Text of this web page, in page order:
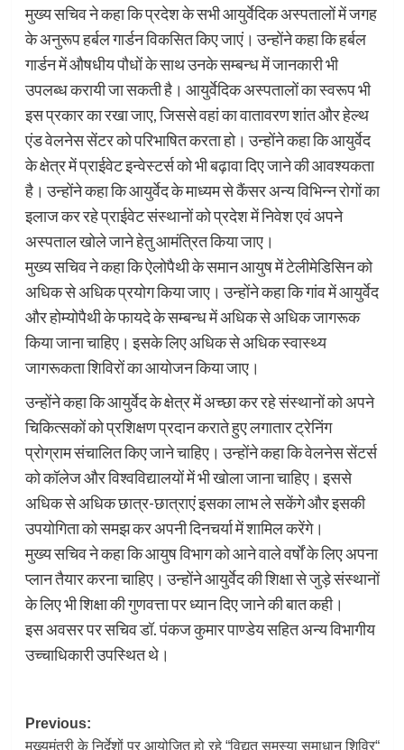
मुख्य सचिव ने कहा कि प्रदेश के सभी आयुर्वेदिक अस्पतालों में जगह
के अनुरूप हर्बल गार्डन विकसित किए जाएं। उन्होंने कहा कि हर्बल
गार्डन में औषधीय पौधों के साथ उनके सम्बन्ध में जानकारी भी
उपलब्ध करायी जा सकती है। आयुर्वेदिक अस्पतालों का स्वरूप भी
इस प्रकार का रखा जाए, जिससे वहां का वातावरण शांत और हेल्थ
एंड वेलनेस सेंटर को परिभाषित करता हो। उन्होंने कहा कि आयुर्वेद
के क्षेत्र में प्राईवेट इन्वेस्टर्स को भी बढ़ावा दिए जाने की आवश्यकता
है। उन्होंने कहा कि आयुर्वेद के माध्यम से कैंसर अन्य विभिन्न रोगों का
इलाज कर रहे प्राईवेट संस्थानों को प्रदेश में निवेश एवं अपने
अस्पताल खोले जाने हेतु आमंत्रित किया जाए।
मुख्य सचिव ने कहा कि ऐलोपैथी के समान आयुष में टेलीमेडिसिन को
अधिक से अधिक प्रयोग किया जाए। उन्होंने कहा कि गांव में आयुर्वेद
और होम्योपैथी के फायदे के सम्बन्ध में अधिक से अधिक जागरूक
किया जाना चाहिए। इसके लिए अधिक से अधिक स्वास्थ्य
जागरूकता शिविरों का आयोजन किया जाए।
उन्होंने कहा कि आयुर्वेद के क्षेत्र में अच्छा कर रहे संस्थानों को अपने
चिकित्सकों को प्रशिक्षण प्रदान कराते हुए लगातार ट्रेनिंग
प्रोग्राम संचालित किए जाने चाहिए। उन्होंने कहा कि वेलनेस सेंटर्स
को कॉलेज और विश्वविद्यालयों में भी खोला जाना चाहिए। इससे
अधिक से अधिक छात्र-छात्राएं इसका लाभ ले सकेंगे और इसकी
उपयोगिता को समझ कर अपनी दिनचर्या में शामिल करेंगे।
मुख्य सचिव ने कहा कि आयुष विभाग को आने वाले वर्षों के लिए अपना
प्लान तैयार करना चाहिए। उन्होंने आयुर्वेद की शिक्षा से जुड़े संस्थानों
के लिए भी शिक्षा की गुणवत्ता पर ध्यान दिए जाने की बात कही।
इस अवसर पर सचिव डॉ. पंकज कुमार पाण्डेय सहित अन्य विभागीय
उच्चाधिकारी उपस्थित थे।
Post
Previous:
मुख्यमंत्री के निर्देशों पर आयोजित हो रहे “विद्युत समस्या समाधान शिविर“